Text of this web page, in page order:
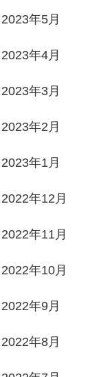
2023年5月
2023年4月
2023年3月
2023年2月
2023年1月
2022年12月
2022年11月
2022年10月
2022年9月
2022年8月